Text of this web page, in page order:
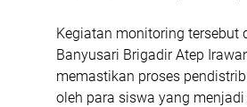
Kegiatan monitoring tersebut
Banyusari Brigadir Atep
memastikan proses
oleh para siswa yang